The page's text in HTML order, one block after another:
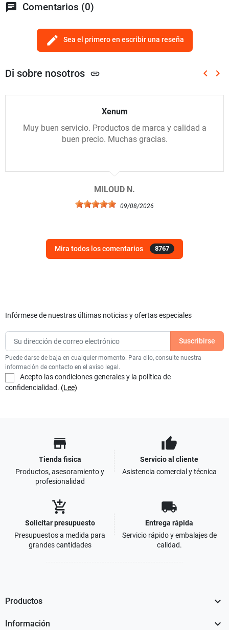
chat Comentarios (0)
edit Sea el primero en escribir una reseña
Di sobre nosotros link keyboard_arrow_left keyboard_arrow_right
Xenum
Muy buen servicio. Productos de marca y calidad a
buen precio. Muchas gracias.
MILOUD N.
09/08/2026
Mira todos los comentarios 8767
Infórmese de nuestras últimas noticias y ofertas especiales
Puede darse de baja en cualquier momento. Para ello, consulte nuestra
información de contacto en el aviso legal.
Acepto las condiciones generales y la política de
confidencialidad. (Lee)
store
Tienda fisica
Productos, asesoramiento y
profesionalidad
thumb_up
Servicio al cliente
Asistencia comercial y técnica
add_shopping_cart
Solicitar presupuesto
Presupuestos a medida para
grandes cantidades
local_shipping
Entrega rápida
Servicio rápido y embalajes de
calidad.
Productos 
Información 